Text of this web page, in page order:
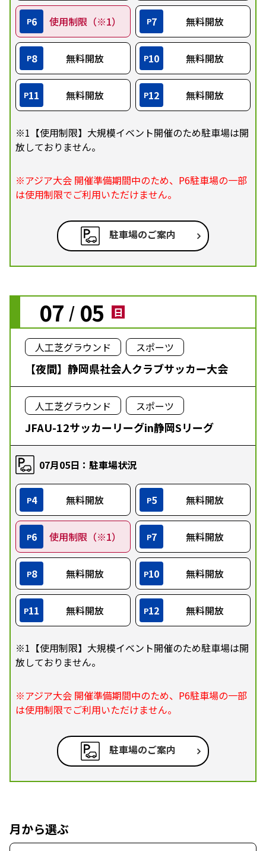
P6 使用制限（※1） P7 無料開放
P8 無料開放 P10 無料開放
P11 無料開放 P12 無料開放
※1【使用制限】大規模イベント開催のため駐車場は開
放しておりません。
※アジア大会 開催準備期間中のため、P6駐車場の一部
は使用制限でご利用いただけません。
駐車場のご案内
07 / 05 日
人工芝グラウンド スポーツ
【夜間】静岡県社会人クラブサッカー大会
人工芝グラウンド スポーツ
JFAU-12サッカーリーグin静岡Sリーグ
07月05日：駐車場状況
P4 無料開放 P5 無料開放
P6 使用制限（※1） P7 無料開放
P8 無料開放 P10 無料開放
P11 無料開放 P12 無料開放
※1【使用制限】大規模イベント開催のため駐車場は開
放しておりません。
※アジア大会 開催準備期間中のため、P6駐車場の一部
は使用制限でご利用いただけません。
駐車場のご案内
月から選ぶ